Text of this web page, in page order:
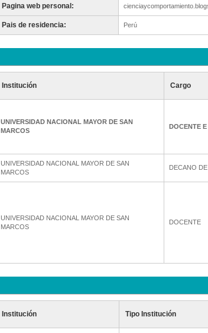
Pagina web personal:
Pais de residencia: Perú
Institución Cargo
UNIVERSIDAD NACIONAL MAYOR DE SAN
MARCOS
DOCENTE
UNIVERSIDAD NACIONAL MAYOR DE SAN
MARCOS
DECANO
UNIVERSIDAD NACIONAL MAYOR DE SAN
MARCOS
DOCENTE
Institución Tipo Institución